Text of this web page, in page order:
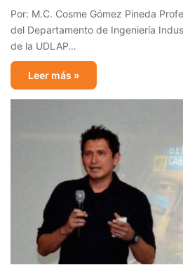
Por: M.C. Cosme Gómez Pineda
del Departamento de Ingeniería
de la UDLAP…
Leer más »